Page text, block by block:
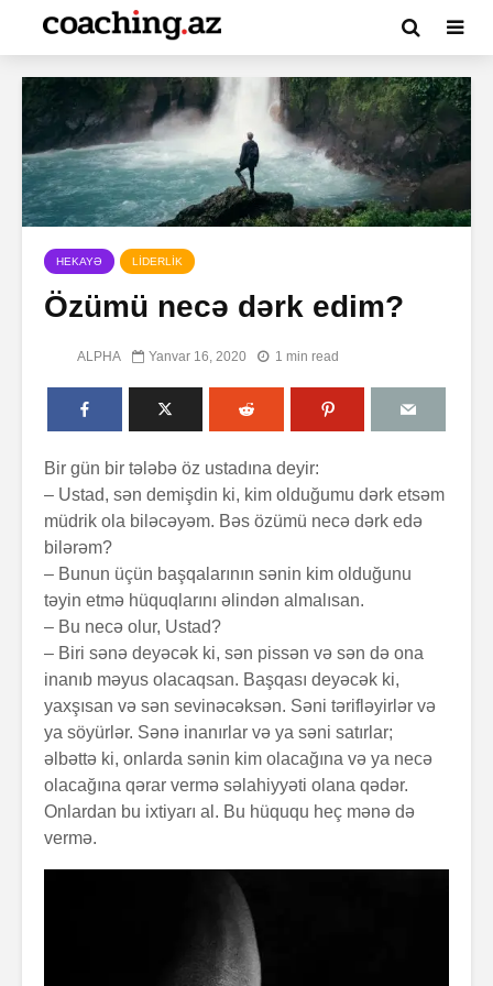
HEKAYƏ LİDERLİK
Özümü necə dərk edim?
ALPHA Yanvar 16, 2020 1 min read
Bir gün bir tələbə öz ustadına deyir:
– Ustad, sən demişdin ki, kim olduğumu dərk etsəm
müdrik ola biləcəyəm. Bəs özümü necə dərk edə
bilərəm?
– Bunun üçün başqalarının sənin kim olduğunu
təyin etmə hüquqlarını əlindən almalısan.
– Bu necə olur, Ustad?
– Biri sənə deyəcək ki, sən pissən və sən də ona
inanıb məyus olacaqsan. Başqası deyəcək ki,
yaxşısan və sən sevinəcəksən. Səni tərifləyirlər və
ya söyürlər. Sənə inanırlar və ya səni satırlar;
əlbəttə ki, onlarda sənin kim olacağına və ya necə
olacağına qərar vermə səlahiyyəti olana qədər.
Onlardan bu ixtiyarı al. Bu hüququ heç mənə də
vermə.
Alfred Adler və
psixologiya
anlayışı
“Ulduzlu gecə”
Özünüdərketmə
nədir və necə
formalaşdırılır?
Həyatın
Avraam